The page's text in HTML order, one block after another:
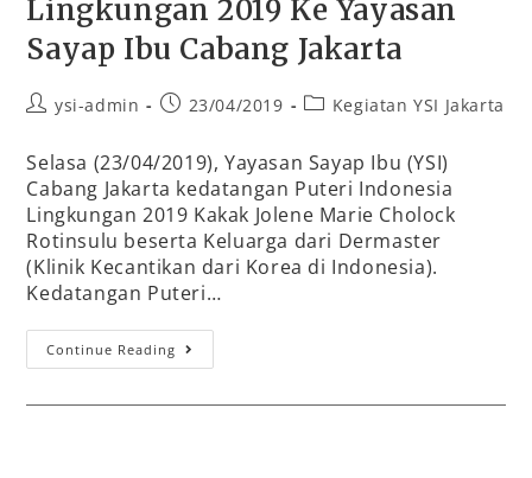
Lingkungan 2019 Ke Yayasan
Sayap Ibu Cabang Jakarta
ysi-admin 23/04/2019 Kegiatan YSI Jakarta
Selasa (23/04/2019), Yayasan Sayap Ibu (YSI)
Cabang Jakarta kedatangan Puteri Indonesia
Lingkungan 2019 Kakak Jolene Marie Cholock
Rotinsulu beserta Keluarga dari Dermaster
(Klinik Kecantikan dari Korea di Indonesia).
Kedatangan Puteri…
Continue Reading